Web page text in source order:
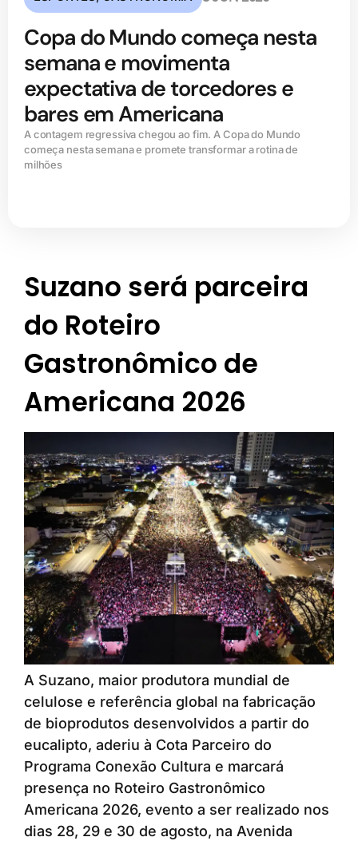
Copa do Mundo começa nesta
semana e movimenta
expectativa de torcedores e
bares em Americana
A contagem regressiva chegou ao fim. A Copa do Mundo
começa nesta semana e promete transformar a rotina de
milhões
Suzano será parceira
do Roteiro
Gastronômico de
Americana 2026
A Suzano, maior produtora mundial de
celulose e referência global na fabricação
de bioprodutos desenvolvidos a partir do
eucalipto, aderiu à Cota Parceiro do
Programa Conexão Cultura e marcará
presença no Roteiro Gastronômico
Americana 2026, evento a ser realizado nos
dias 28, 29 e 30 de agosto, na Avenida